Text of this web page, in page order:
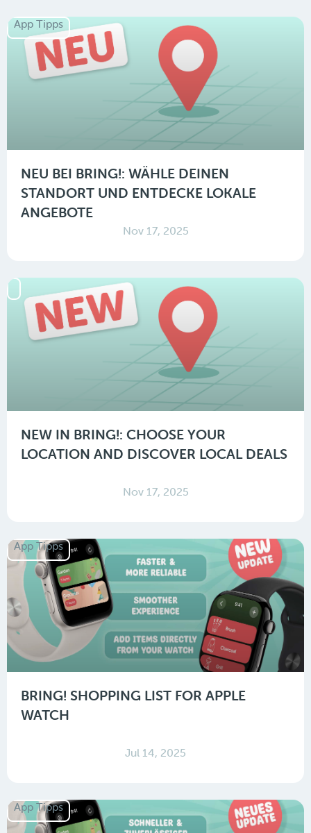
App Tipps
NEU BEI BRING!: WÄHLE DEINEN
STANDORT UND ENTDECKE LOKALE
ANGEBOTE
Nov 17, 2025
NEW IN BRING!: CHOOSE YOUR
LOCATION AND DISCOVER LOCAL DEALS
Nov 17, 2025
App Tipps
BRING! SHOPPING LIST FOR APPLE
WATCH
Jul 14, 2025
App Tipps